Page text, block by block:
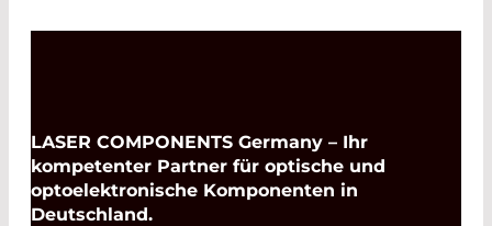
LASER COMPONENTS Germany – Ihr
kompetenter Partner für optische und
optoelektronische Komponenten in
Deutschland.